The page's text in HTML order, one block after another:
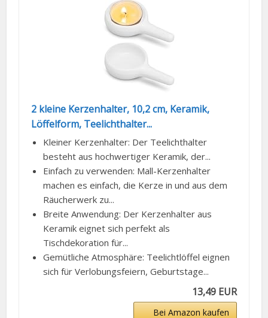
2 kleine Kerzenhalter, 10,2 cm, Keramik,
Löffelform, Teelichthalter...
Kleiner Kerzenhalter: Der Teelichthalter
besteht aus hochwertiger Keramik, der...
Einfach zu verwenden: Mall-Kerzenhalter
machen es einfach, die Kerze in und aus dem
Räucherwerk zu...
Breite Anwendung: Der Kerzenhalter aus
Keramik eignet sich perfekt als
Tischdekoration für...
Gemütliche Atmosphäre: Teelichtlöffel eignen
sich für Verlobungsfeiern, Geburtstage...
13,49 EUR
Bei Amazon kaufen